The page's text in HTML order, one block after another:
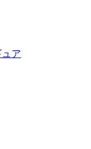
ア